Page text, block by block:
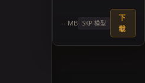
-- MB SKP 模型
下
载